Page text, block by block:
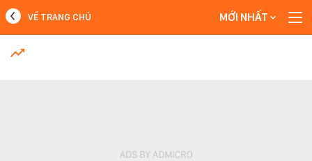
MỚI NHẤT
VỀ TRANG CHỦ MỚI NHẤT